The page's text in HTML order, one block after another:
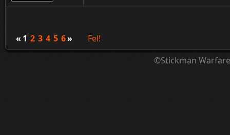
« 1 2 3 4 5 6»
Fel!
©Stickman Warfare